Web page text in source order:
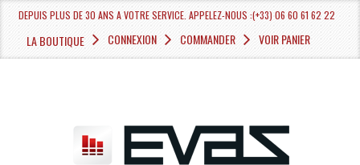
DEPUIS PLUS DE 30 ANS A VOTRE SERVICE. APPELEZ-NOUS :(+33) 06 60 61 62 22
LA BOUTIQUE CONNEXION COMMANDER VOIR PANIER